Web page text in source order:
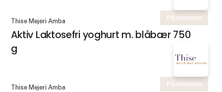
På messen
Thise Mejeri Amba
Aktiv Laktosefri yoghurt m. blåbær 750
g
På messen
Thise Mejeri Amba